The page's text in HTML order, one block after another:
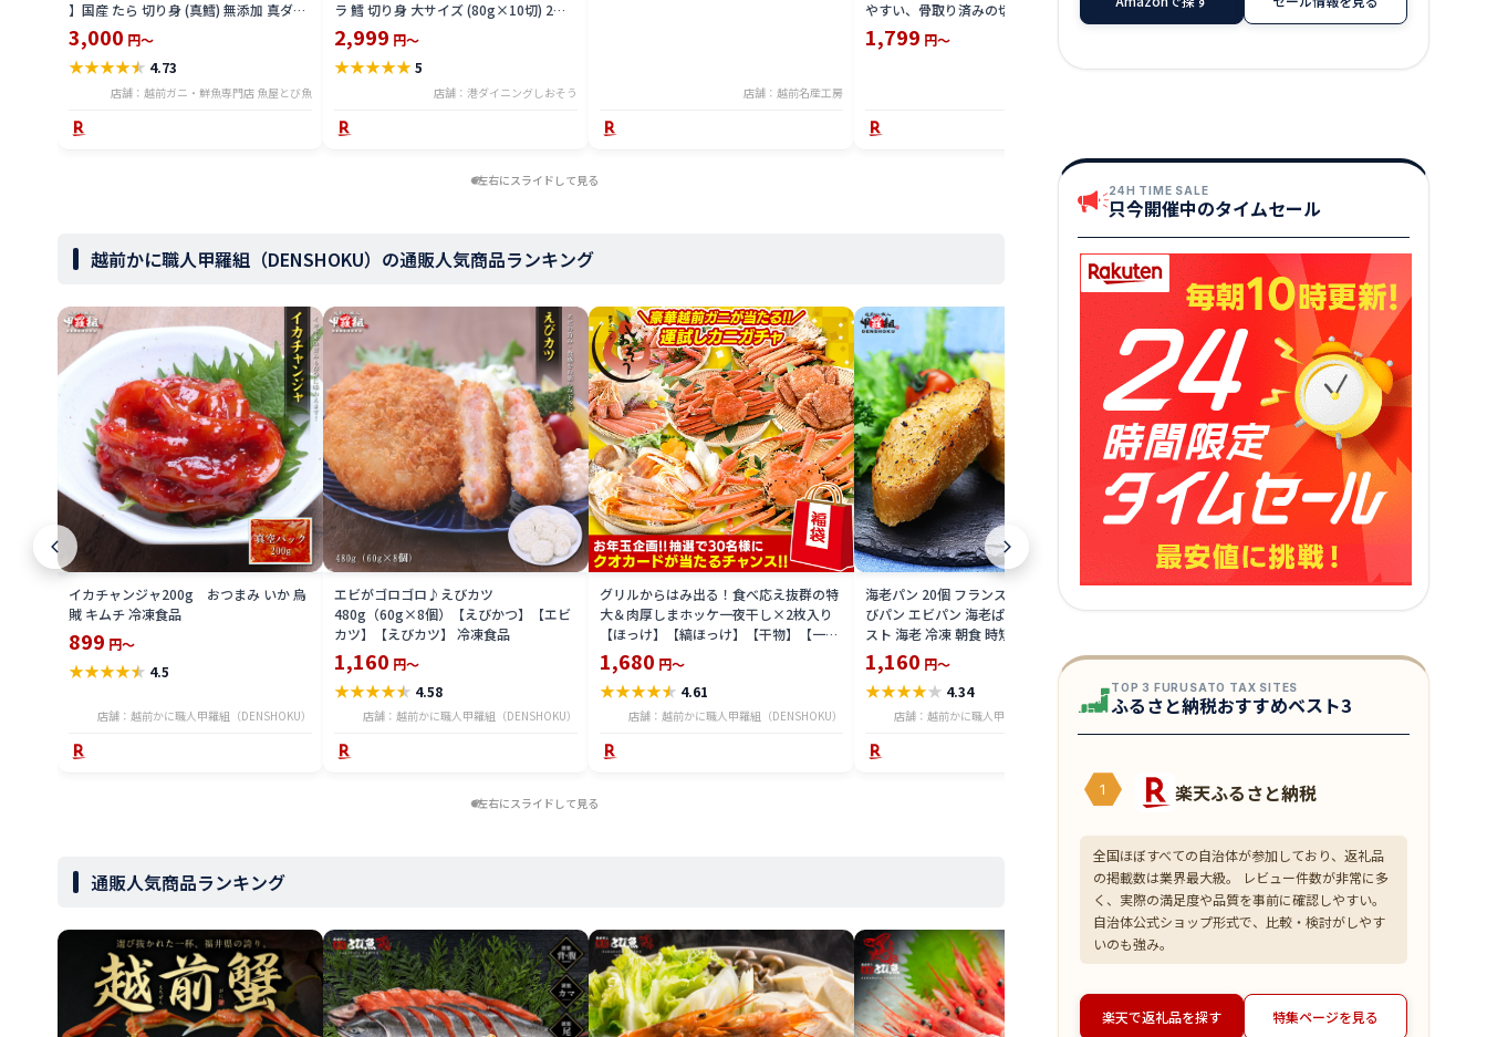
】国産 たら 切り身 (真鱈) 無添加 真ダラ
骨抜き 鍋 フライ ホイル焼き 送料無料
tar2306-12ka
3,000 円～
★★★★★ 4.73
店舗：越前ガニ・鮮魚専門店 魚屋とび魚
ラ 鱈 切り身 大サイズ (80g×10切) 2個
購入500円 3個購入1,200円 OFF まとめ
買いクーポン付 天然 骨なし スケソウダ
ラ 助宗鱈 チャック袋 バラ凍結 冷凍 グル
メ ギフト プレゼント 父の日
2,999 円～
★★★★★5
店舗：港ダイニングしおそう 店舗：越前名産工房
やすい、骨取り済みの切り身魚 冷凍
1,799 円～
左右にスライドして見る
越前かに職人甲羅組（DENSHOKU）の通販人気商品ランキング
イカチャンジャ200g おつまみ いか 烏
賊 キムチ 冷凍食品
899 円～
★★★★★ 4.5
店舗：越前かに職人甲羅組（DENSHOKU）
エビがゴロゴロ♪えびカツ
480g（60g×8個）【えびかつ】【エビ
カツ】【えびカツ】 冷凍食品
1,160 円～
★★★★★ 4.58
店舗：越前かに職人甲羅組（DENSHOKU）
グリルからはみ出る！食べ応え抜群の特
大＆肉厚しまホッケ一夜干し×2枚入り
【ほっけ】【縞ほっけ】【干物】【一夜
干し】 冷凍食品
1,680 円～
★★★★★ 4.61
店舗：越前かに職人甲羅組（DENSHOKU）
海老パン 20個 フランスパン えびぱん え
びパン エビパン 海老ぱん エビぱん トー
スト 海老 冷凍 朝食 時短 おやつ えび エ
ビ
1,160 円～
★★★★★ 4.34
店舗：越前かに職人甲羅組（DENSHOKU）
ゲソ 唐揚げ から揚げ からあげ 弁当 時短
タイパ スルメ するめ フライ
1,760円～
★★★★★ 4.83
店舗：越前かに職人甲羅組（DENSHOKU）
お刺身やス
高級あわび
1,200円OFF！
3,000円OFF
8,999
左右にスライドして見る
通販人気商品ランキング
24H TIME SALE
只今開催中のタイムセール
TOP 3 FURUSATO TAX SITES
ふるさと納税おすすめベスト3
1 楽天ふるさと納税
全国ほぼすべての自治体が参加しており、返礼品
の掲載数は業界最大級。 レビュー件数が非常に多
く、実際の満足度や品質を事前に確認しやすい。
自治体公式ショップ形式で、比較・検討がしやす
いのも強み。
楽天で返礼品を探す 特集ページを見る